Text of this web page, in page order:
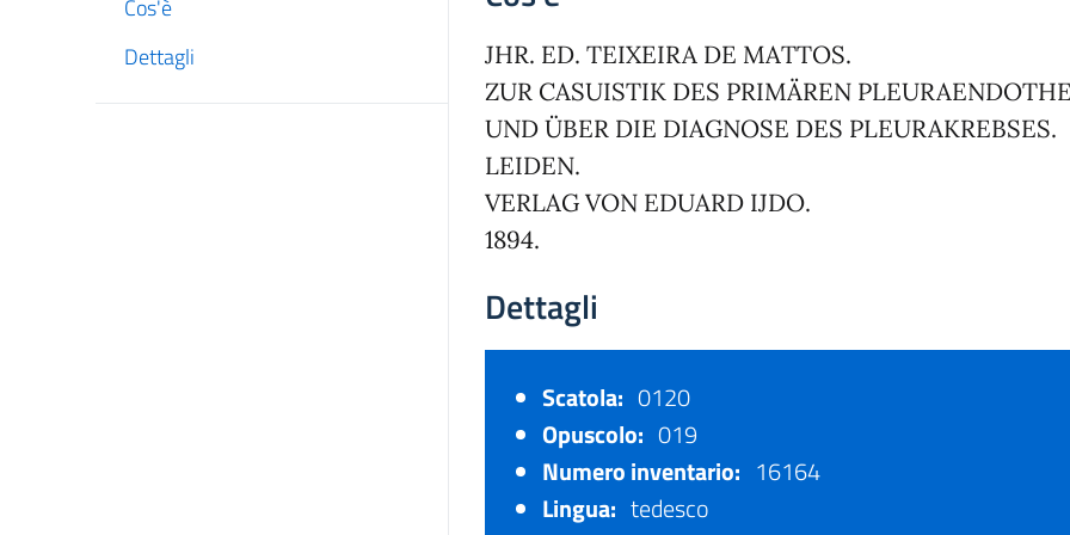
Cos'è
Dettagli
JHR. ED. TEIXEIRA DE MATTOS.
ZUR CASUISTIK DES PRIMÄREN
UND ÜBER DIE DIAGNOSE DES PLEURAKREBSES.
LEIDEN.
VERLAG VON EDUARD IJDO.
1894.
Dettagli
Scatola: 0120
Opuscolo: 019
Numero inventario: 16164
Lingua: tedesco